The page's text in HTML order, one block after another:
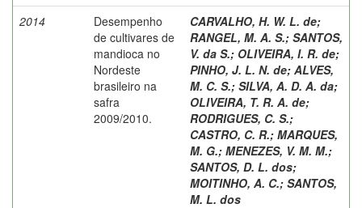
2014
Desempenho
de cultivares de
mandioca no
Nordeste
brasileiro na
safra
2009/2010.
CARVALHO, H. W. L. de;
RANGEL, M. A. S.; SANTOS,
V. da S.; OLIVEIRA, I. R. de;
PINHO, J. L. N. de; ALVES,
M. C. S.; SILVA, A. D. A. da;
OLIVEIRA, T. R. A. de;
RODRIGUES, C. S.;
CASTRO, C. R.; MARQUES,
M. G.; MENEZES, V. M. M.;
SANTOS, D. L. dos;
MOITINHO, A. C.; SANTOS,
M. L. dos